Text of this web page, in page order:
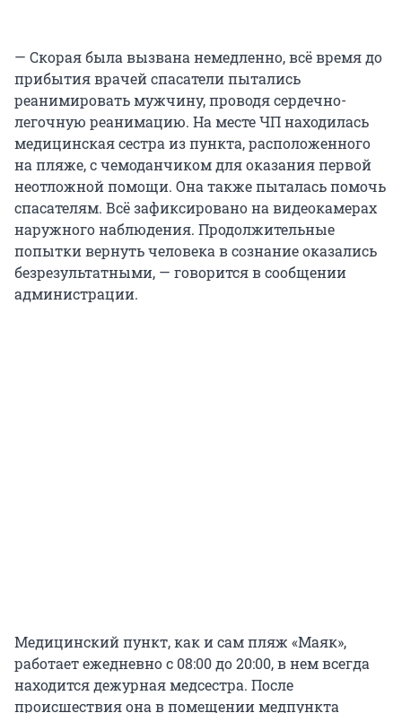
— Скорая была вызвана немедленно, всё время до
прибытия врачей спасатели пытались
реанимировать мужчину, проводя сердечно-
легочную реанимацию. На месте ЧП находилась
медицинская сестра из пункта, расположенного
на пляже, с чемоданчиком для оказания первой
неотложной помощи. Она также пыталась помочь
спасателям. Всё зафиксировано на видеокамерах
наружного наблюдения. Продолжительные
попытки вернуть человека в сознание оказались
безрезультатными, — говорится в сообщении
администрации.
Медицинский пункт, как и сам пляж «Маяк»,
работает ежедневно с 08:00 до 20:00, в нем всегда
находится дежурная медсестра. После
происшествия она в помещении медпункта